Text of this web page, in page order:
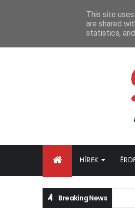
HÍREK
Breaking News
This site
are shared
statistics,